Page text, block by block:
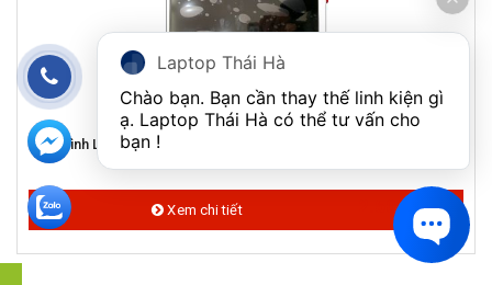
Màn Hình Laptop Asus TUF Gaming A15 FA506NCR
2.500.000 đ
Xem chi tiết
Laptop Thái Hà
Chào bạn. Bạn cần thay thế linh kiện gì
ạ. Laptop Thái Hà có thể tư vấn cho
bạn !